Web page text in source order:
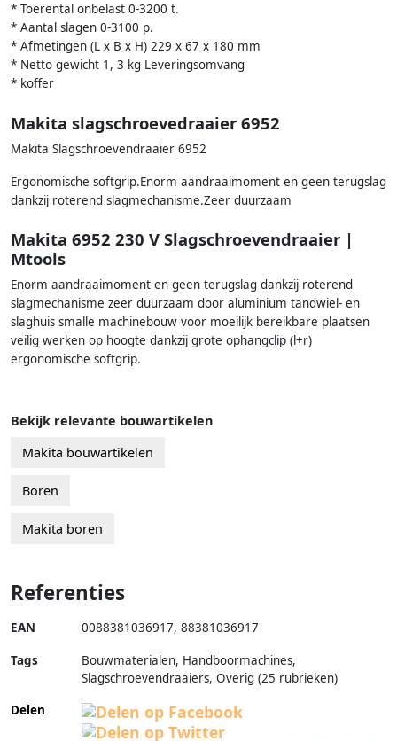
* Toerental onbelast 0-3200 t.
* Aantal slagen 0-3100 p.
* Afmetingen (L x B x H) 229 x 67 x 180 mm
* Netto gewicht 1, 3 kg Leveringsomvang
* koffer
Makita slagschroevedraaier 6952
Makita Slagschroevendraaier 6952
Ergonomische softgrip.Enorm aandraaimoment en geen terugslag
dankzij roterend slagmechanisme.Zeer duurzaam
Makita 6952 230 V Slagschroevendraaier |
Mtools
Enorm aandraaimoment en geen terugslag dankzij roterend
slagmechanisme zeer duurzaam door aluminium tandwiel- en
slaghuis smalle machinebouw voor moeilijk bereikbare plaatsen
veilig werken op hoogte dankzij grote ophangclip (l+r)
ergonomische softgrip.
Bekijk relevante bouwartikelen
Makita bouwartikelen
Boren
Makita boren
Referenties
EAN 0088381036917, 88381036917
Tags
Bouwmaterialen, Handboormachines,
Slagschroevendraaiers, Overig (25 rubrieken)
Delen